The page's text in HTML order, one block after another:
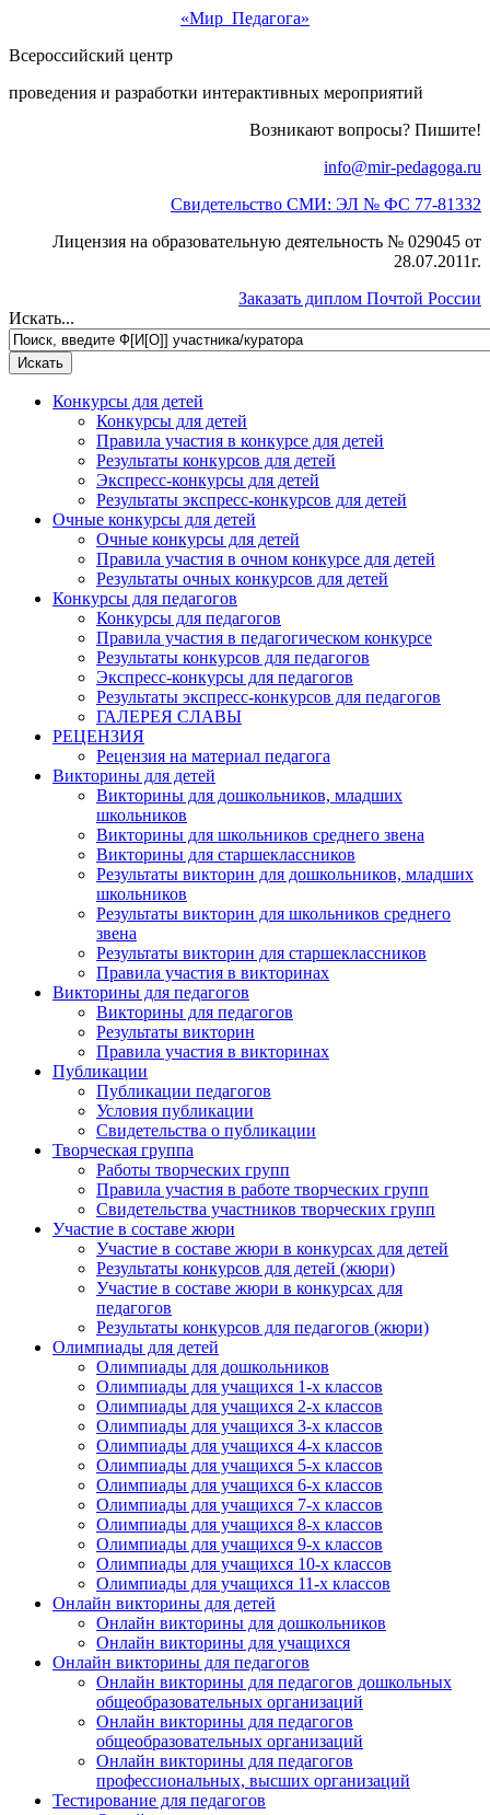
«Мир Педагога»
Всероссийский центр
проведения и разработки интерактивных мероприятий
Возникают вопросы? Пишите!
info@mir-pedagoga.ru
Свидетельство СМИ: ЭЛ № ФС 77-81332
Лицензия на образовательную деятельность № 029045 от
28.07.2011г.
Заказать диплом Почтой России
Искать...
Конкурсы для детей
Конкурсы для детей
Правила участия в конкурсе для детей
Результаты конкурсов для детей
Экспресс-конкурсы для детей
Результаты экспресс-конкурсов для детей
Очные конкурсы для детей
Очные конкурсы для детей
Правила участия в очном конкурсе для детей
Результаты очных конкурсов для детей
Конкурсы для педагогов
Конкурсы для педагогов
Правила участия в педагогическом конкурсе
Результаты конкурсов для педагогов
Экспресс-конкурсы для педагогов
Результаты экспресс-конкурсов для педагогов
ГАЛЕРЕЯ СЛАВЫ
РЕЦЕНЗИЯ
Рецензия на материал педагога
Викторины для детей
Викторины для дошкольников, младших
школьников
Викторины для школьников среднего звена
Викторины для старшеклассников
Результаты викторин для дошкольников, младших
школьников
Результаты викторин для школьников среднего
звена
Результаты викторин для старшеклассников
Правила участия в викторинах
Викторины для педагогов
Викторины для педагогов
Результаты викторин
Правила участия в викторинах
Публикации
Публикации педагогов
Условия публикации
Свидетельства о публикации
Творческая группа
Работы творческих групп
Правила участия в работе творческих групп
Свидетельства участников творческих групп
Участие в составе жюри
Участие в составе жюри в конкурсах для детей
Результаты конкурсов для детей (жюри)
Участие в составе жюри в конкурсах для
педагогов
Результаты конкурсов для педагогов (жюри)
Олимпиады для детей
Олимпиады для дошкольников
Олимпиады для учащихся 1-х классов
Олимпиады для учащихся 2-х классов
Олимпиады для учащихся 3-х классов
Олимпиады для учащихся 4-х классов
Олимпиады для учащихся 5-х классов
Олимпиады для учащихся 6-х классов
Олимпиады для учащихся 7-х классов
Олимпиады для учащихся 8-х классов
Олимпиады для учащихся 9-х классов
Олимпиады для учащихся 10-х классов
Олимпиады для учащихся 11-х классов
Онлайн викторины для детей
Онлайн викторины для дошкольников
Онлайн викторины для учащихся
Онлайн викторины для педагогов
Онлайн викторины для педагогов дошкольных
общеобразовательных организаций
Онлайн викторины для педагогов
общеобразовательных организаций
Онлайн викторины для педагогов
профессиональных, высших организаций
Тестирование для педагогов